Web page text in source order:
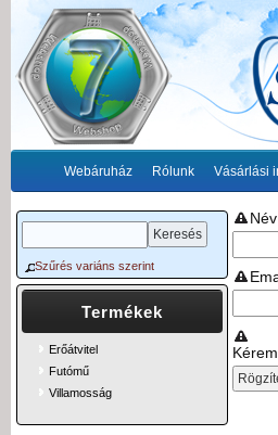
Webáruház Rólunk Vásárlási
Név
Szűrés variáns szerint
Termékek
Erőátvitel
Futómű
Villamosság